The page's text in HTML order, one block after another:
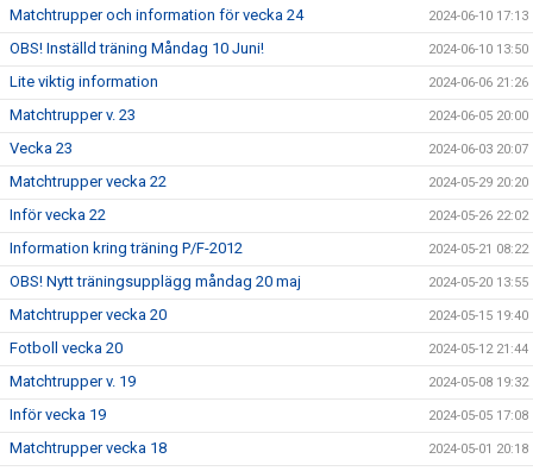
Matchtrupper och information för vecka 24 2024-06-10 17:13
OBS! Inställd träning Måndag 10 Juni! 2024-06-10 13:50
Lite viktig information 2024-06-06 21:26
Matchtrupper v. 23 2024-06-05 20:00
Vecka 23 2024-06-03 20:07
Matchtrupper vecka 22 2024-05-29 20:20
Inför vecka 22 2024-05-26 22:02
Information kring träning P/F-2012 2024-05-21 08:22
OBS! Nytt träningsupplägg måndag 20 maj 2024-05-20 13:55
Matchtrupper vecka 20 2024-05-15 19:40
Fotboll vecka 20 2024-05-12 21:44
Matchtrupper v. 19 2024-05-08 19:32
Inför vecka 19 2024-05-05 17:08
Matchtrupper vecka 18 2024-05-01 20:18